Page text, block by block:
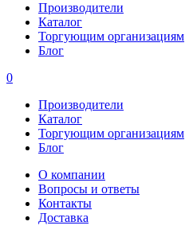
Производители
Каталог
Торгующим организациям
Блог
0
Производители
Каталог
Торгующим организациям
Блог
О компании
Вопросы и ответы
Контакты
Доставка